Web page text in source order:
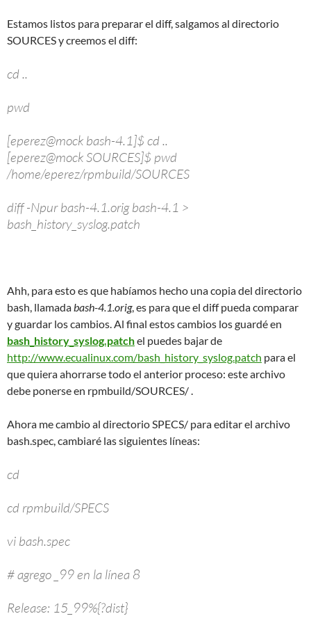
Estamos listos para preparar el diff, salgamos al directorio
SOURCES y creemos el diff:
cd ..
pwd
[eperez@mock bash-4.1]$ cd ..
[eperez@mock SOURCES]$ pwd
/home/eperez/rpmbuild/SOURCES
diff -Npur bash-4.1.orig bash-4.1 >
bash_history_syslog.patch
Ahh, para esto es que habíamos hecho una copia del directorio
bash, llamadabash-4.1.orig, es para que el diff pueda comparar
y guardar los cambios. Al final estos cambios los guardé en
bash_history_syslog.patchel puedes bajar de
http://www.ecualinux.com/bash_history_syslog.patch para el
que quiera ahorrarse todo el anterior proceso: este archivo
debe ponerse en rpmbuild/SOURCES/ .
Ahora me cambio al directorio SPECS/ para editar el archivo
bash.spec, cambiaré las siguientes líneas:
cd
cd rpmbuild/SPECS
vi bash.spec
# agrego _99 en la línea 8
Release: 15_99%{?dist}